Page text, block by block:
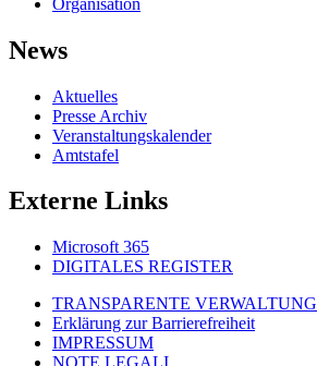
News
Aktuelles
Presse Archiv
Veranstaltungskalender
Amtstafel
Externe Links
Microsoft 365
DIGITALES REGISTER
TRANSPARENTE VERWALTUNG
Erklärung zur Barrierefreiheit
IMPRESSUM